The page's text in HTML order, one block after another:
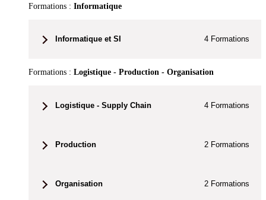
Formations : Informatique
Informatique et SI 4 Formations
Formations : Logistique - Production - Organisation
Logistique - Supply Chain 4 Formations
Production 2 Formations
Organisation 2 Formations